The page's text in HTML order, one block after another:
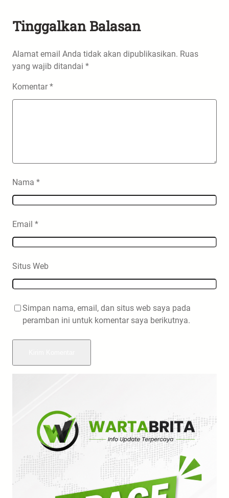
Tinggalkan Balasan
Alamat email Anda tidak akan dipublikasikan. Ruas
yang wajib ditandai *
Komentar*
Nama *
Email *
Situs Web
Simpan nama, email, dan situs web saya pada
peramban ini untuk komentar saya berikutnya.